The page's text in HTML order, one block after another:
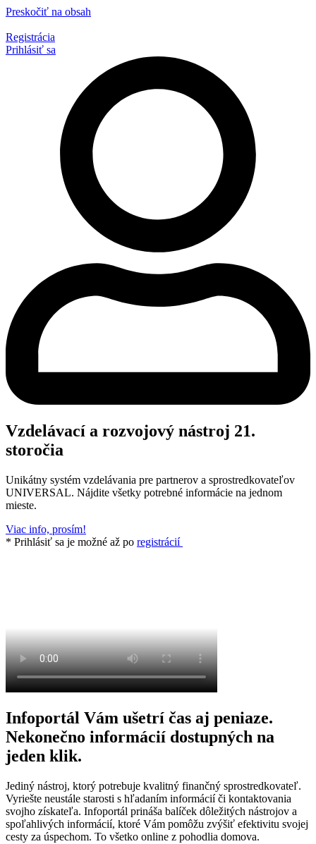
Preskočiť na obsah
Registrácia
Prihlásiť sa
Vzdelávací a rozvojový nástroj 21.
storočia
Unikátny systém vzdelávania pre partnerov a sprostredkovateľov
UNIVERSAL. Nájdite všetky potrebné informácie na jednom
mieste.
Viac info, prosím!
* Prihlásiť sa je možné až po registrácií
Infoportál Vám ušetrí čas aj peniaze.
Nekonečno informácií dostupných na
jeden klik.
Jediný nástroj, ktorý potrebuje kvalitný finančný sprostredkovateľ.
Vyriešte neustále starosti s hľadaním informácií či kontaktovania
svojho získateľa. Infoportál prináša balíček dôležitých nástrojov a
spoľahlivých informácií, ktoré Vám pomôžu zvýšiť efektivitu svojej
cesty za úspechom. To všetko online z pohodlia domova.